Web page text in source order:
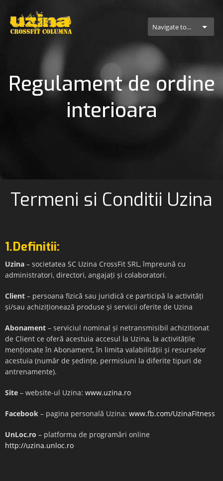
Navigate to...
Regulament de ordine
interioara
Termeni si Conditii Uzina
1.Definitii:
Uzina – societatea SC Uzina CrossFit SRL, împreună cu
administratori, directori, angajați și colaboratori.
Client – persoana fizică sau juridică ce participă la activități
și/sau achiziționează produse și servicii oferite de Uzina
Abonament – serviciul nominal și netransmisibil achizitionat
de Client ce oferă acestuia accesul la Uzina, la activitățile
menționate în Abonament, în limita valabilității și resurselor
acestuia (număr de ședințe, permisiuni la diferite tipuri de
antrenamente).
Site – website-ul Uzina: www.uzina.ro
Facebook – pagina personală Uzina: www.fb.com/UzinaFitness
UnLoc.ro – platforma de programări online
http://uzina.unloc.ro